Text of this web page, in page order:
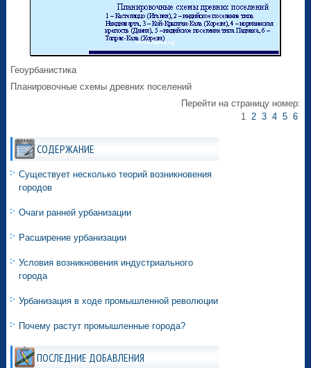
Геоурбанистика
Планировочные схемы древних поселений
Перейти на страницу номер:
1 2 3 4 5 6
СОДЕРЖАНИЕ
Существует несколько теорий возникновения
городов
Очаги ранней урбанизации
Расширение урбанизации
Условия возникновения индустриального
города
Урбанизация в ходе промышленной революции
Почему растут промышленные города?
ПОСЛЕДНИЕ ДОБАВЛЕНИЯ